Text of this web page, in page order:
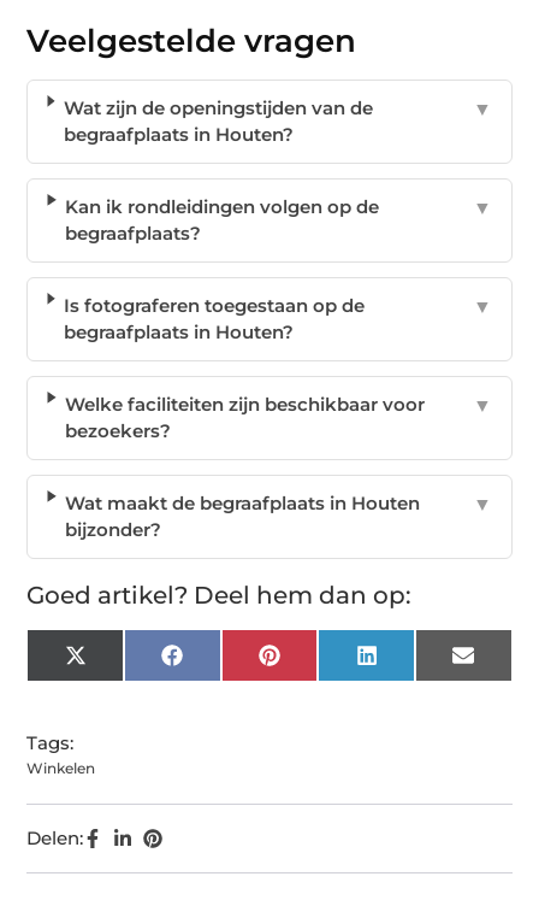
Veelgestelde vragen
Wat zijn de openingstijden van de
begraafplaats in Houten?
▼
Kan ik rondleidingen volgen op de
begraafplaats?
▼
Is fotograferen toegestaan op de
begraafplaats in Houten?
▼
Welke faciliteiten zijn beschikbaar voor
bezoekers?
▼
Wat maakt de begraafplaats in Houten
bijzonder?
▼
Goed artikel? Deel hem dan op:
X
(Twitter)
FacebookPinterest LinkedIn Email
Tags:
Winkelen
Delen: